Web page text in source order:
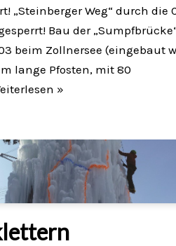
„Steinberger Weg“ durch die
Bau der
beim Zollnersee (eingebaut
m lange Pfosten, mit 80
»